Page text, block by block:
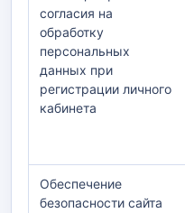
согласия на
обработку
персональных
данных при
регистрации личного
кабинета
Обеспечение
безопасности сайта